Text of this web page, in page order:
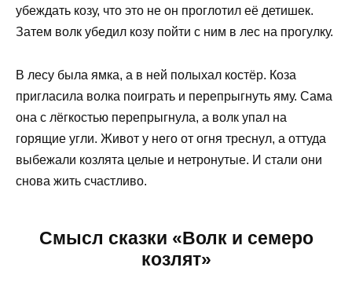
убеждать козу, что это не он проглотил её детишек.
Затем волк убедил козу пойти с ним в лес на прогулку.
В лесу была ямка, а в ней полыхал костёр. Коза
пригласила волка поиграть и перепрыгнуть яму. Сама
она с лёгкостью перепрыгнула, а волк упал на
горящие угли. Живот у него от огня треснул, а оттуда
выбежали козлята целые и нетронутые. И стали они
снова жить счастливо.
Смысл сказки «Волк и семеро
козлят»